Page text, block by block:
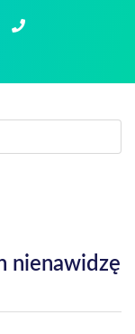
nienawidzę